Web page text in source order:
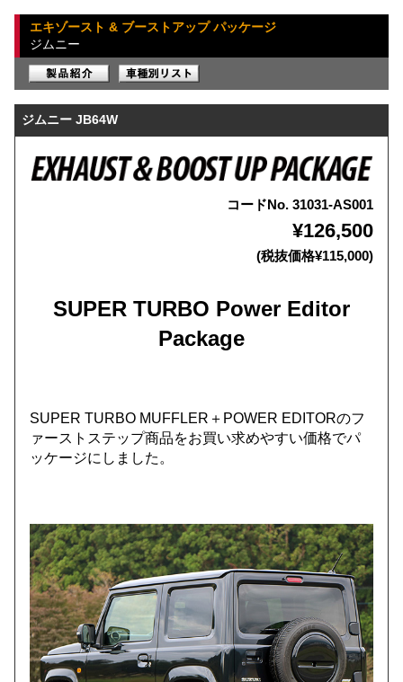
エキゾースト & ブーストアップ パッケージ
ジムニー
ジムニー JB64W
コードNo. 31031-AS001
¥126,500
(税抜価格¥115,000)
SUPER TURBO Power Editor
Package
SUPER TURBO MUFFLER＋POWER EDITORのフ
ァーストステップ商品をお買い求めやすい価格でパ
ッケージにしました。